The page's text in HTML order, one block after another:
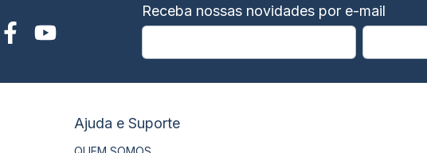
Receba nossas novidades por e-mail
Ajuda e Suporte